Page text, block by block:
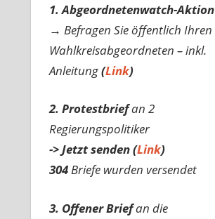
1. Abgeordnetenwatch-Aktion
→ Befragen Sie öffentlich Ihren
Wahlkreisabgeordneten – inkl.
Anleitung(Link)
2. Protestbriefan 2
Regierungspolitiker
-> Jetzt senden (Link)
304Briefe wurden versendet
3. Offener Briefan die